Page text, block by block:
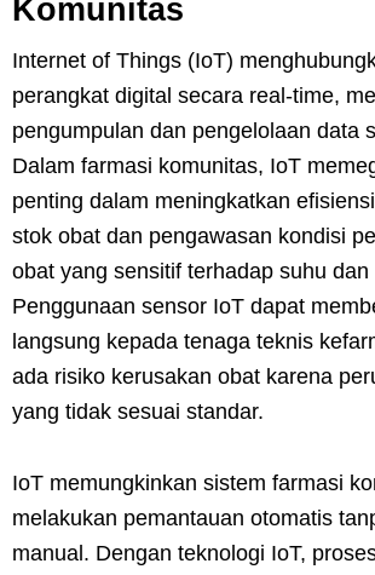
Komunitas
Internet of Things (IoT)
perangkat digital secara real-time,
pengumpulan dan pengelolaan data
Dalam farmasi komunitas, IoT
penting dalam meningkatkan
stok obat dan pengawasan kondisi
obat yang sensitif terhadap suhu dan
Penggunaan sensor IoT dapat
langsung kepada tenaga teknis
ada risiko kerusakan obat karena
yang tidak sesuai standar.
IoT memungkinkan sistem farmasi
melakukan pemantauan otomatis
manual. Dengan teknologi IoT,